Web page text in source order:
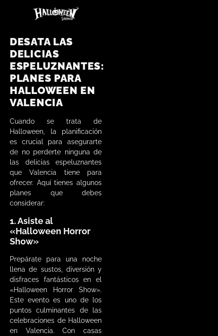
DESATA LAS
DELICIAS
ESPELUZNANTES:
PLANES PARA
HALLOWEEN EN
VALENCIA
Cuando se trata de
Halloween, la planificación
es crucial para asegurarte
de no perderte ninguna de
las delicias espeluznantes
que Valencia tiene para
ofrecer. Aquí tienes algunos
planes que debes
considerar:
1. Asiste al
«Halloween Horror
Show»
Prepárate para una noche
llena de sustos, diversión y
disfraces fantásticos en el
«Halloween Horror Show».
Este evento es uno de los
puntos culminantes de las
celebraciones de Halloween
en Valencia. Con casas